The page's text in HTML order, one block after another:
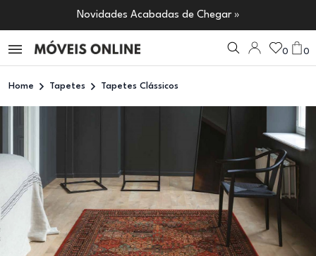
Novidades Acabadas de Chegar »
0 0
Home Tapetes Tapetes Clássicos